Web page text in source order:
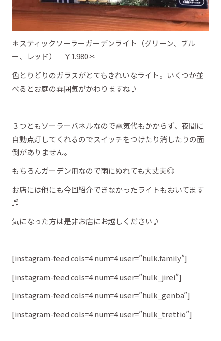
＊スティックソーラーガーデンライト（グリーン、ブル
ー、レッド） ￥1.980＊
色とりどりのガラスがとてもきれいなライト。いくつか並
べるとお庭の雰囲気がかわりますね♪
３つともソーラーパネルなので電気代もかからず、夜間に
自動点灯してくれるのでスイッチをつけたり消したりの面
倒がありません。
もちろんガーデン用なので雨にぬれても大丈夫◎
お店には他にも今回紹介できなかったライトもおいてます
♬
気になった方は是非お店にお越しください♪
[instagram-feed cols=4 num=4 user=”hulk.family”]
[instagram-feed cols=4 num=4 user=”hulk_jirei”]
[instagram-feed cols=4 num=4 user=”hulk_genba”]
[instagram-feed cols=4 num=4 user=”hulk_trettio”]